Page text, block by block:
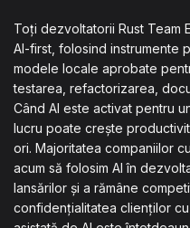
Toți dezvoltatorii Rust Team
AI-first, folosind instrumente
modele locale aprobate
testarea, refactorizarea,
Când AI este activat pentru
lucru poate crește
ori. Majoritatea companiilor
acum să folosim AI în
lansărilor și a rămâne
confidențialitatea clienților